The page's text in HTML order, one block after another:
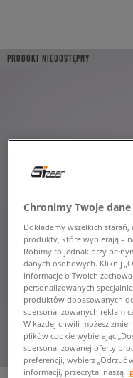
PRODUKT NIEDOSTĘPNY
Chronimy Twoje dane
Dokładamy wszelkich
produkty, które wybierają –
Robimy to jednak przy
danych osobowych. Kliknij
informacje o Twoich
personalizowanych
produktów dopasowanych
spersonalizowanych reklam
W każdej chwili możesz
plików cookie wybierając
spersonalizowanej oferty
preferencji, wybierz „Odrzuć
informacji, przeczytaj naszą